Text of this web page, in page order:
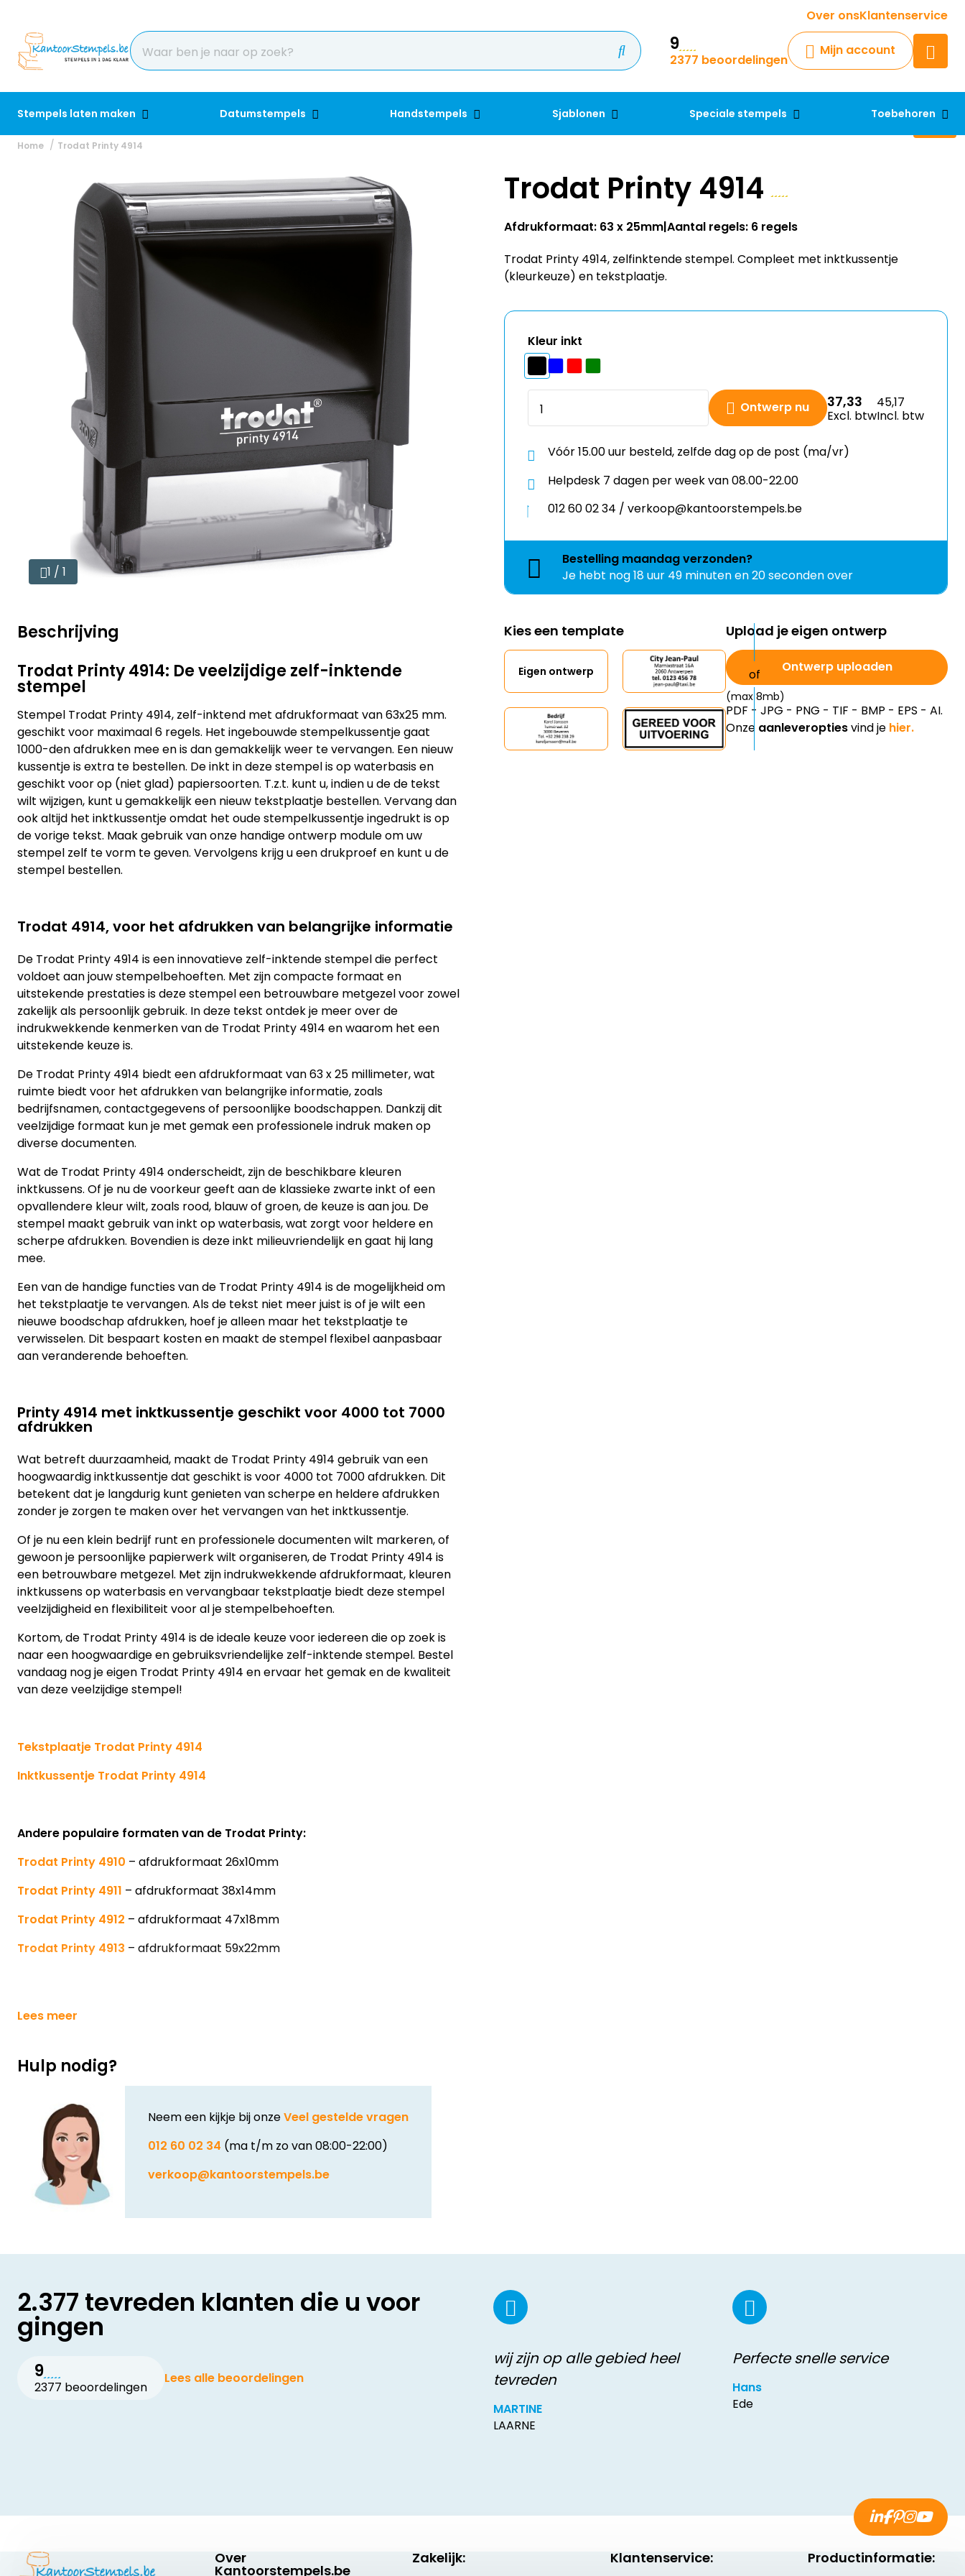
Over onsKlantenservice
9
2377 beoordelingen
Mijn account
Stempels laten maken Datumstempels Handstempels Sjablonen Speciale stempels Toebehoren
Krijg een antwoord op uw vraag
Chatbot
Chat 24/7 met onze chatbot
Contact
Home Trodat Printy 4914
1 / 1
Beschrijving
Trodat Printy 4914: De veelzijdige zelf-inktende
stempel
Stempel Trodat Printy 4914, zelf-inktend met afdrukformaat van 63x25 mm.
geschikt voor maximaal 6 regels. Het ingebouwde stempelkussentje gaat
1000-den afdrukken mee en is dan gemakkelijk weer te vervangen. Een nieuw
kussentje is extra te bestellen. De inkt in deze stempel is op waterbasis en
geschikt voor op (niet glad) papiersoorten. T.z.t. kunt u, indien u de de tekst
wilt wijzigen, kunt u gemakkelijk een nieuw tekstplaatje bestellen. Vervang dan
ook altijd het inktkussentje omdat het oude stempelkussentje ingedrukt is op
de vorige tekst. Maak gebruik van onze handige ontwerp module om uw
stempel zelf te vorm te geven. Vervolgens krijg u een drukproef en kunt u de
stempel bestellen.
Trodat 4914, voor het afdrukken van belangrijke informatie
De Trodat Printy 4914 is een innovatieve zelf-inktende stempel die perfect
voldoet aan jouw stempelbehoeften. Met zijn compacte formaat en
uitstekende prestaties is deze stempel een betrouwbare metgezel voor zowel
zakelijk als persoonlijk gebruik. In deze tekst ontdek je meer over de
indrukwekkende kenmerken van de Trodat Printy 4914 en waarom het een
uitstekende keuze is.
De Trodat Printy 4914 biedt een afdrukformaat van 63 x 25 millimeter, wat
ruimte biedt voor het afdrukken van belangrijke informatie, zoals
bedrijfsnamen, contactgegevens of persoonlijke boodschappen. Dankzij dit
veelzijdige formaat kun je met gemak een professionele indruk maken op
diverse documenten.
Wat de Trodat Printy 4914 onderscheidt, zijn de beschikbare kleuren
inktkussens. Of je nu de voorkeur geeft aan de klassieke zwarte inkt of een
opvallendere kleur wilt, zoals rood, blauw of groen, de keuze is aan jou. De
stempel maakt gebruik van inkt op waterbasis, wat zorgt voor heldere en
scherpe afdrukken. Bovendien is deze inkt milieuvriendelijk en gaat hij lang
mee.
Een van de handige functies van de Trodat Printy 4914 is de mogelijkheid om
het tekstplaatje te vervangen. Als de tekst niet meer juist is of je wilt een
nieuwe boodschap afdrukken, hoef je alleen maar het tekstplaatje te
verwisselen. Dit bespaart kosten en maakt de stempel flexibel aanpasbaar
aan veranderende behoeften.
Printy 4914 met inktkussentje geschikt voor 4000 tot 7000
afdrukken
Wat betreft duurzaamheid, maakt de Trodat Printy 4914 gebruik van een
hoogwaardig inktkussentje dat geschikt is voor 4000 tot 7000 afdrukken. Dit
betekent dat je langdurig kunt genieten van scherpe en heldere afdrukken
zonder je zorgen te maken over het vervangen van het inktkussentje.
Of je nu een klein bedrijf runt en professionele documenten wilt markeren, of
gewoon je persoonlijke papierwerk wilt organiseren, de Trodat Printy 4914 is
een betrouwbare metgezel. Met zijn indrukwekkende afdrukformaat, kleuren
inktkussens op waterbasis en vervangbaar tekstplaatje biedt deze stempel
veelzijdigheid en flexibiliteit voor al je stempelbehoeften.
Kortom, de Trodat Printy 4914 is de ideale keuze voor iedereen die op zoek is
naar een hoogwaardige en gebruiksvriendelijke zelf-inktende stempel. Bestel
vandaag nog je eigen Trodat Printy 4914 en ervaar het gemak en de kwaliteit
van deze veelzijdige stempel!
Tekstplaatje Trodat Printy 4914
Inktkussentje Trodat Printy 4914
Andere populaire formaten van de Trodat Printy:
Trodat Printy 4910 – afdrukformaat 26x10mm
Trodat Printy 4911 – afdrukformaat 38x14mm
Trodat Printy 4912 – afdrukformaat 47x18mm
Trodat Printy 4913 – afdrukformaat 59x22mm
Lees meer
Hulp nodig?
Neem een kijkje bij onzeVeel gestelde vragen
012 60 02 34 (ma t/m zo van 08:00-22:00)
verkoop@kantoorstempels.be
Trodat Printy 4914
Aantal regels: 6 regels
Trodat Printy 4914, zelfinktende stempel. Compleet met inktkussentje
(kleurkeuze) en tekstplaatje.
Excl. btw
Vóór 15.00 uur besteld, zelfde dag op de post (ma/vr)
Helpdesk 7 dagen per week van 08.00-22.00
012 60 02 34 / verkoop@kantoorstempels.be
Bestellingmaandagverzonden?
Je hebt nog18 uur 49 minuten en 19 seconden over
Eigen ontwerp Ontwerp uploaden
(max 8mb)
PDF - JPG - PNG - TIF - BMP - EPS - AI.
Onzeaanleveropties vind je hier.
2.377 tevreden klanten die u voor
gingen
9
2377 beoordelingen
Lees alle beoordelingen
wij zijn op alle gebied heel
tevreden
MARTINE
LAARNE
Perfecte snelle service
Hans
Ede
Over
Kantoorstempels.be
Zakelijk: Klantenservice: Productinformatie: